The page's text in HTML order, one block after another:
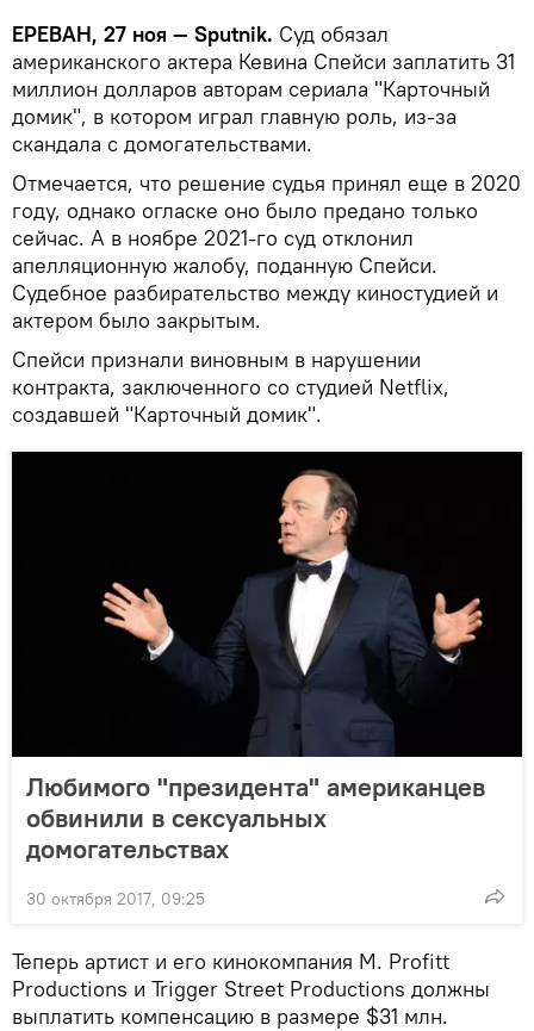
ЕРЕВАН, 27 ноя — Sputnik. Суд обязал
американского актера Кевина Спейси заплатить 31
миллион долларов авторам сериала "Карточный
домик", в котором играл главную роль, из-за
скандала с домогательствами.
Отмечается, что решение судья принял еще в 2020
году, однако огласке оно было предано только
сейчас. А в ноябре 2021-го суд отклонил
апелляционную жалобу, поданную Спейси.
Судебное разбирательство между киностудией и
актером было закрытым.
Спейси признали виновным в нарушении
контракта, заключенного со студией Netflix,
создавшей "Карточный домик".
Любимого "президента" американцев
обвинили в сексуальных
домогательствах
30 октября 2017, 09:25
Теперь артист и его кинокомпания M. Profitt
Productions и Trigger Street Productions должны
выплатить компенсацию в размере $31 млн.